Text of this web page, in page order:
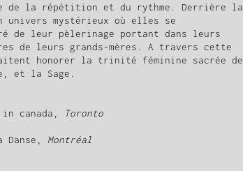
de la répétition et du rythme. Derrière la
univers mystérieux où elles se
de leur pèlerinage portant dans leurs
de leurs grands-mères. A travers cette
honorer la trinité féminine sacrée de
et la Sage.
in canada, Toronto
Danse, Montréal